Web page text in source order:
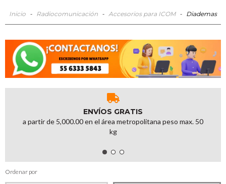
Inicio - Radiocomunicación - Accesorios para ICOM - Diademas
ENVÍOS GRATIS
a partir de 5,000.00 en el área metropolitana peso max. 50
kg
Ordenar por